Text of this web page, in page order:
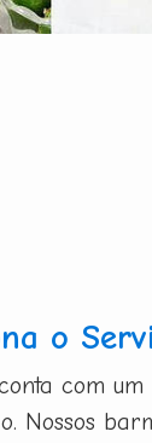
o
com
Nossos